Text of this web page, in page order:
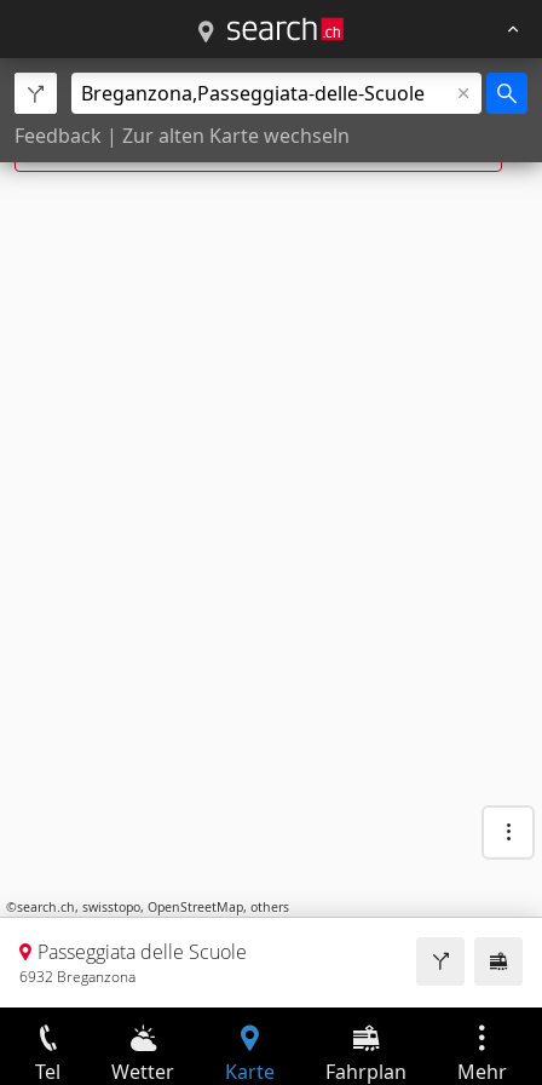
Feedback | Zur alten Karte wechseln
Passeggiata delle Scuole, Breganzona ist neu:
Via Federica Spitzer, Breganzona
©search.ch, swisstopo, OpenStreetMap, others
Passeggiata delle Scuole
6932 Breganzona
Tel Wetter Karte Fahrplan Mehr